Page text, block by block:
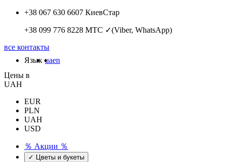
+38 067 630 6607 КиевСтар
+38 099 776 8228 МТС ✓(Viber, WhatsApp)
все контакты
Язык uaen
Цены в
UAH
EUR
PLN
UAH
USD
％ Акции ％
✓ Цветы и букеты